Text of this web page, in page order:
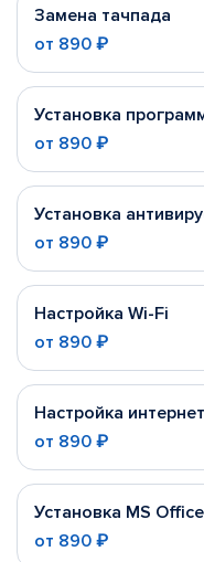
Замена тачпада
от 890 ₽
Установка
от 890 ₽
Установка
от 890 ₽
Настройка Wi-Fi
от 890 ₽
Настройка
от 890 ₽
Установка MS Office
от 890 ₽